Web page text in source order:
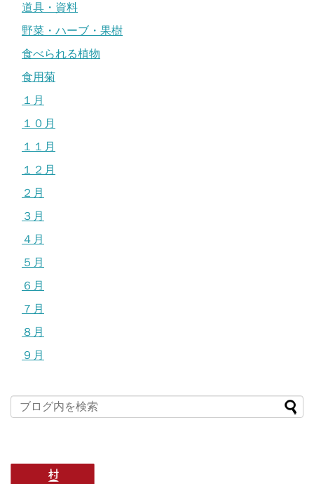
道具・資料
野菜・ハーブ・果樹
食べられる植物
食用菊
１月
１０月
１１月
１２月
２月
３月
４月
５月
６月
７月
８月
９月